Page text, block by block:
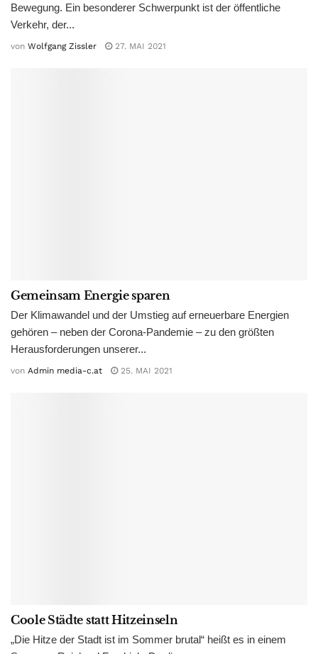
Bewegung. Ein besonderer Schwerpunkt ist der öffentliche
Verkehr, der...
von Wolfgang Zissler 27. MAI 2021
Gemeinsam Energie sparen
Der Klimawandel und der Umstieg auf erneuerbare Energien
gehören – neben der Corona-Pandemie – zu den größten
Herausforderungen unserer...
von Admin media-c.at 25. MAI 2021
Coole Städte statt Hitzeinseln
„Die Hitze der Stadt ist im Sommer brutal“ heißt es in einem